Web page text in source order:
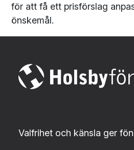
för att få ett prisförslag
önskemål.
Valfrihet och känsla ger